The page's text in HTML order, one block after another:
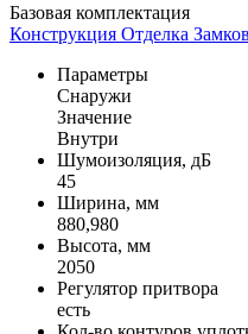
Базовая комплектация
Конструкция Отделка
Параметры
Снаружи
Значение
Внутри
Шумоизоляция, дБ
45
Ширина, мм
880,980
Высота, мм
2050
Регулятор притвора
есть